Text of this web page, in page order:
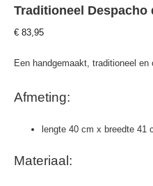
Traditioneel Despacho
€ 83,95
Een handgemaakt, traditioneel
Afmeting:
lengte 40 cm x breedte 41
Materiaal: